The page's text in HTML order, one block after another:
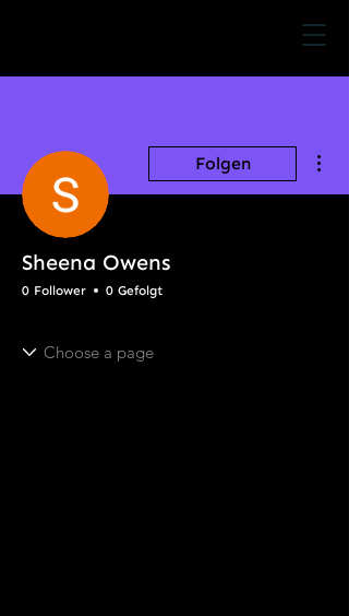
Folgen
Sheena Owens
0 Follower 0 Gefolgt